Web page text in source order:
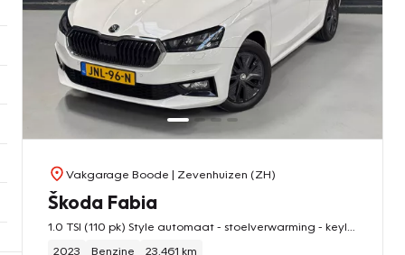
Vakgarage Boode | Zevenhuizen (ZH)
Škoda Fabia
2023
Benzine 23.461 km